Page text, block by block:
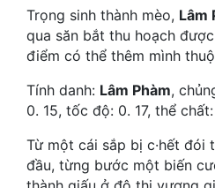
Góc Nhìn Nữ
Huyền Huyễn
Huyền Nghi
Hài Hước
Trọng sinh thành mèo, Lâm
qua săn bắt thu hoạch
điểm có thể thêm mình
Tính danh: Lâm Phàm,
0. 15, tốc độ: 0. 17, thể
Từ một cái sắp bị c·hết đói
đầu, từng bước một biến